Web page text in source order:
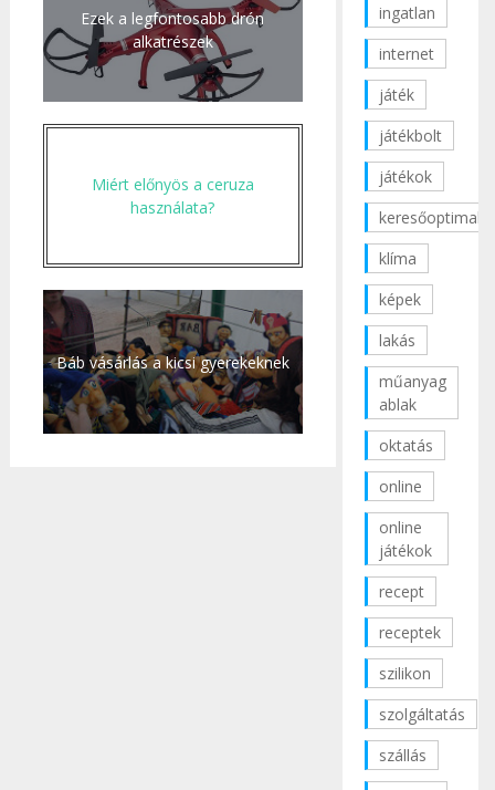
Ezek a legfontosabb drón
alkatrészek
Miért előnyös a ceruza
használata?
Báb vásárlás a kicsi gyerekeknek
ingatlan
internet
játék
játékbolt
játékok
klíma
képek
lakás
műanyag
ablak
oktatás
online
online
játékok
recept
receptek
szilikon
szolgáltatás
szállás